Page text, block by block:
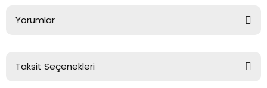
Yorumlar
Taksit Seçenekleri